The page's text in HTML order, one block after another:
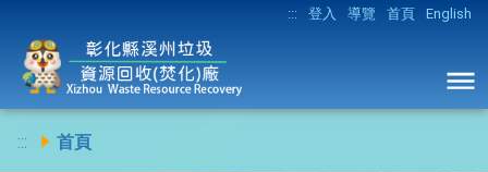
::: 登入 導覽 首頁 English
::: 首頁